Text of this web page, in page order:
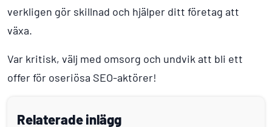
verkligen gör skillnad och hjälper ditt företag att
växa.
Var kritisk, välj med omsorg och undvik att bli ett
offer för oseriösa SEO-aktörer!
Relaterade inlägg